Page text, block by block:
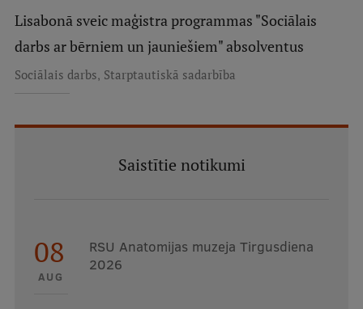
Lisabonā sveic maģistra programmas "Sociālais
darbs ar bērniem un jauniešiem" absolventus
Sociālais darbs, Starptautiskā sadarbība
Saistītie notikumi
08
AUG
RSU Anatomijas muzeja Tirgusdiena
2026